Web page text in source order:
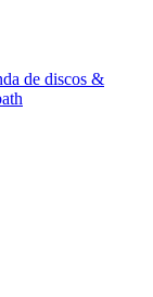
de discos &